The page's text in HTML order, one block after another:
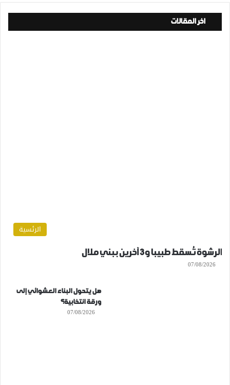
اخر المقالات
الرئسية
الرشوة تُسقط طبيبا و3 آخرين ببني ملال
07/08/2026
هل يتحول البناء العشوائي إلى
ورقة انتخابية؟
07/08/2026